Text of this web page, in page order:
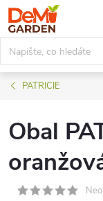
Přejít
na
obsah
PATRICIE
Obal